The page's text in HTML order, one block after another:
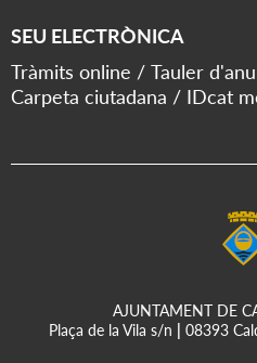
SEU ELECTRÒNICA
Tràmits online
Tauler
Carpeta ciutadana
IDcat
AJUNTAMENT DE
Plaça de la Vila s/n
08393